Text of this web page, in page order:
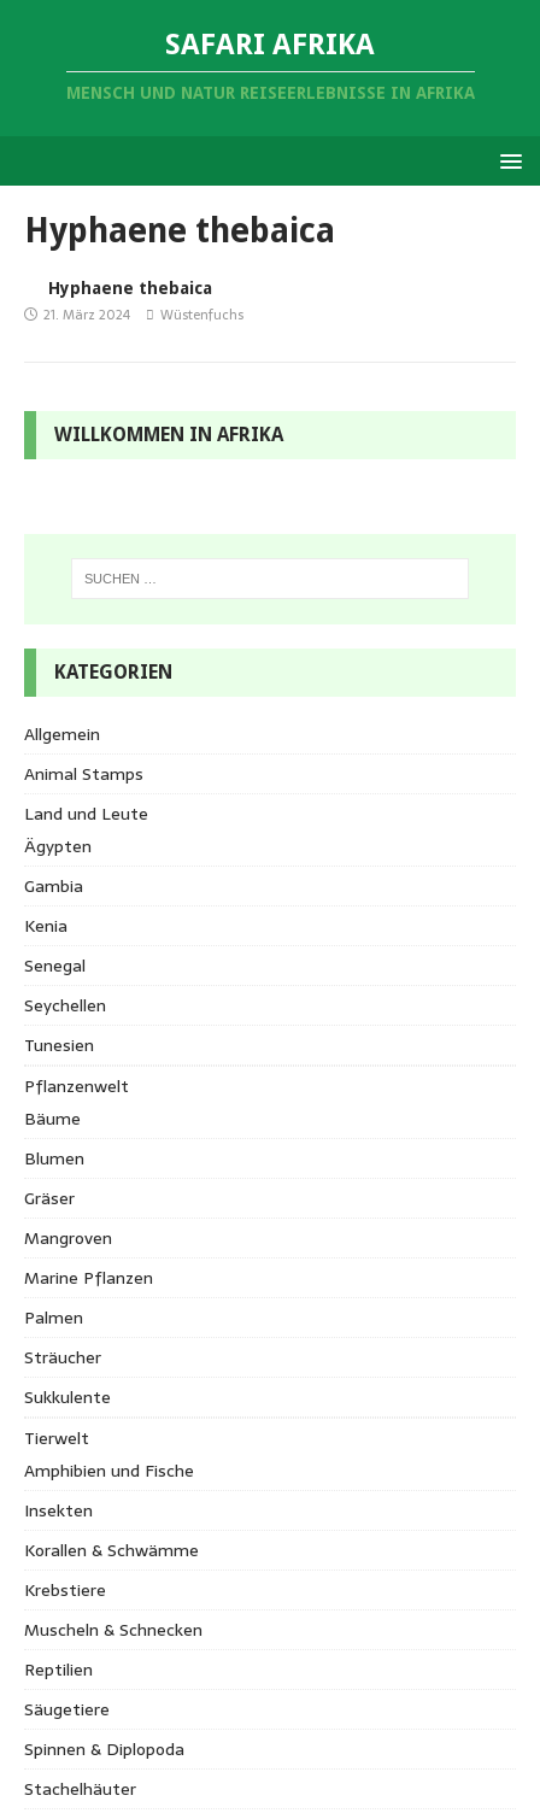
SAFARI AFRIKA
MENSCH UND NATUR REISEERLEBNISSE IN AFRIKA
Hyphaene thebaica
Hyphaene thebaica
21. März 2024 Wüstenfuchs
WILLKOMMEN IN AFRIKA
KATEGORIEN
Allgemein
Animal Stamps
Land und Leute
Ägypten
Gambia
Kenia
Senegal
Seychellen
Tunesien
Pflanzenwelt
Bäume
Blumen
Gräser
Mangroven
Marine Pflanzen
Palmen
Sträucher
Sukkulente
Tierwelt
Amphibien und Fische
Insekten
Korallen & Schwämme
Krebstiere
Muscheln & Schnecken
Reptilien
Säugetiere
Spinnen & Diplopoda
Stachelhäuter